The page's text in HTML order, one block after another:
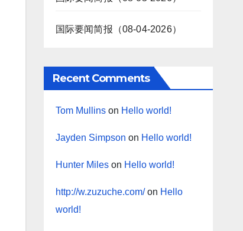
国际要闻简报（08-04-2026）
Recent Comments
Tom Mullinson Hello world!
Jayden Simpson on Hello world!
Hunter Mileson Hello world!
http://w.zuzuche.com/on Hello
world!